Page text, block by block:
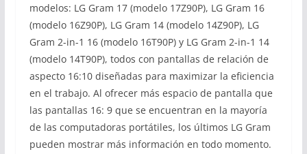
modelos: LG Gram 17 (modelo 17Z90P), LG Gram 16
(modelo 16Z90P), LG Gram 14 (modelo 14Z90P), LG
Gram 2-in-1 16 (modelo 16T90P) y LG Gram 2-in-1 14
(modelo 14T90P), todos con pantallas de relación de
aspecto 16:10 diseñadas para maximizar la eficiencia
en el trabajo. Al ofrecer más espacio de pantalla que
las pantallas 16: 9 que se encuentran en la mayoría
de las computadoras portátiles, los últimos LG Gram
pueden mostrar más información en todo momento.